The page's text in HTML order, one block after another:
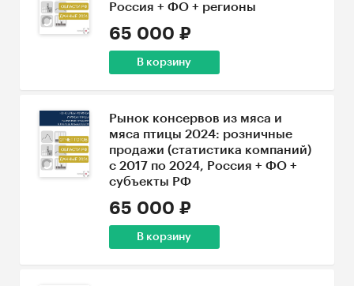
Россия + ФО + регионы
65 000 ₽
В корзину
Рынок консервов из мяса и
мяса птицы 2024: розничные
продажи (статистика компаний)
с 2017 по 2024, Россия + ФО +
субъекты РФ
65 000 ₽
В корзину